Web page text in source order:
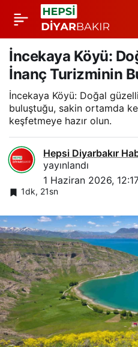
İncekaya Köyü:
İnanç Turizminin
İncekaya Köyü: Doğal
buluştuğu, sakin ortamda
keşfetmeye hazır olun.
Hepsi Diyarbakır
yayınlandı
1 Haziran 2026,
1dk, 21sn
Pınarbaşı Dağlık
Bölgesinde Koca
Engerek Görüntülendi